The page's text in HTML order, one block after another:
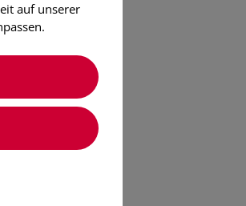
auf unserer